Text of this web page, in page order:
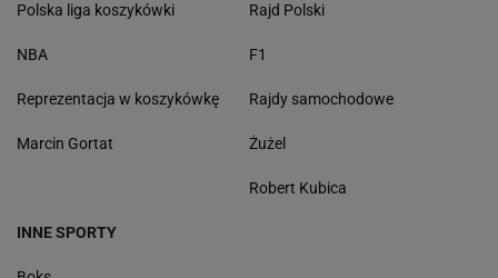
Polska liga koszykówki
NBA
Reprezentacja w koszykówkę
Marcin Gortat
Rajd Polski
F1
Rajdy samochodowe
Żużel
Robert Kubica
INNE SPORTY